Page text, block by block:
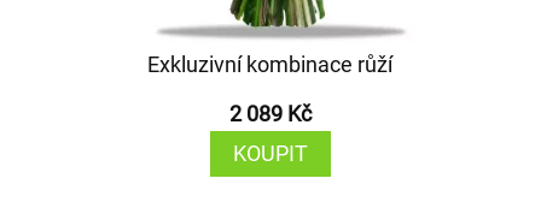
Exkluzivní kombinace růží
2 089 Kč
KOUPIT